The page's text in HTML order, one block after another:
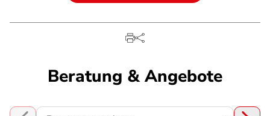
Beratung & Angebote